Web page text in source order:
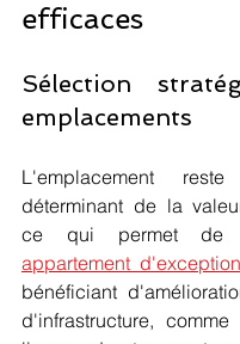
efficaces
Sélection
emplacements
L'emplacement
déterminant de la
appartement d'exception
bénéficiant
d'infrastructure,